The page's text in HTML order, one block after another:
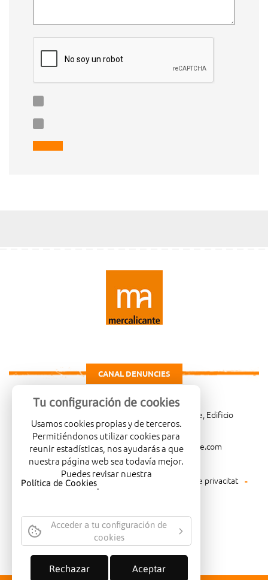
CANAL DENUNCIES
Carretera de Madrid Km. 4, 03007 Alicante, Edificio
Administrativo, planta 3ª
966081001
merca@mercalicante.com
Avís legal Política de cookies
Política de privacitat
Política mediambiental
EMPRESA CERTIFICADA AMB EL
Tu configuración de cookies
Usamos cookies propias y de terceros.
Permitiéndonos utilizar cookies para
reunir estadísticas, nos ayudarás a que
nuestra página web sea todavía mejor.
Puedes revisar nuestra
Política de Cookies.
Acceder a tu configuración de
cookies
Rechazar Aceptar